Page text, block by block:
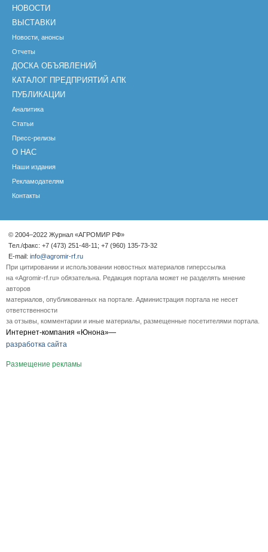
НОВОСТИ
ВЫСТАВКИ
Новости, анонсы
Отчеты
ДОСКА ОБЪЯВЛЕНИЙ
КАТАЛОГ ПРЕДПРИЯТИЙ АПК
ПУБЛИКАЦИИ
Аналитика
Статьи
Пресс-релизы
О НАС
Наши издания
Рекламодателям
Контакты
© 2004–2022 Журнал «АГРОМИР РФ»
Тел./факс: +7 (473) 251-48-11; +7 (960) 135-73-32
E-mail: info@agromir-rf.ru
При цитировании и использовании новостных материалов гиперссылка
на «Agromir-rf.ru» обязательна. Редакция портала может не разделять мнение
авторов
материалов, опубликованных на портале. Администрация портала не несет
ответственности
за отзывы, комментарии и иные материалы, размещенные посетителями портала.
Интернет-компания «Юнона»—
разработка сайта
Размещение рекламы